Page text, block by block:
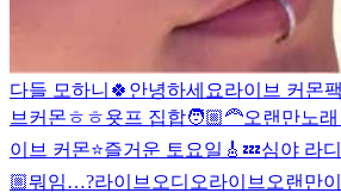
다들 모하니 🍀 안녕하세요라이브 커몬
브커몬ㅎㅎ욧프 집합🧑🏼‍🦰오랜만노
이브 커몬⭐️즐거운 토요일🎸 💤심야 라
🏼뭐임…?라이브 오디오라이브 오랜만이